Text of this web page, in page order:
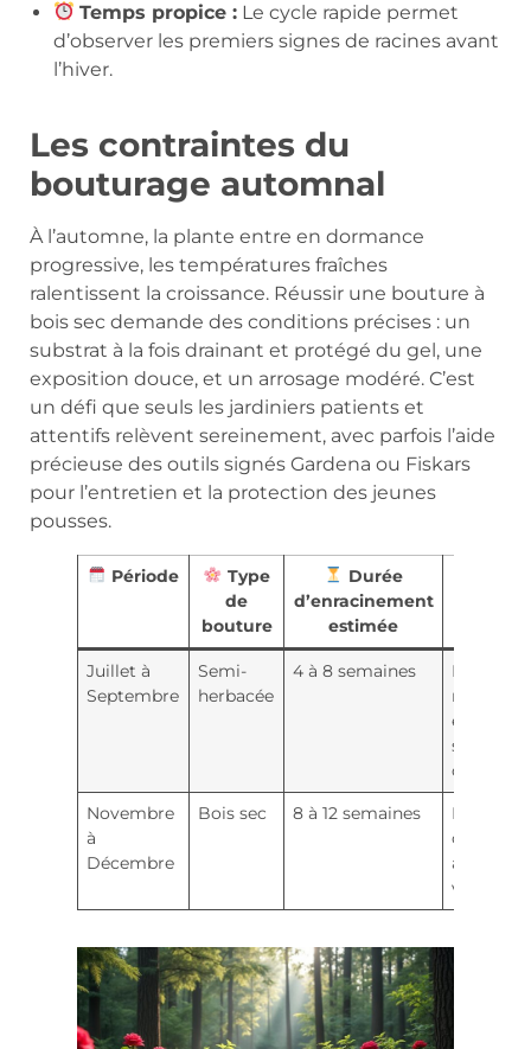
Temps propice : Le cycle rapide permet
d’observer les premiers signes de racines avant
l’hiver.
Les contraintes du
bouturage automnal
À l’automne, la plante entre en dormance
progressive, les températures fraîches
ralentissent la croissance. Réussir une bouture à
bois sec demande des conditions précises : un
substrat à la fois drainant et protégé du gel, une
exposition douce, et un arrosage modéré. C’est
un défi que seuls les jardiniers patients et
attentifs relèvent sereinement, avec parfois l’aide
précieuse des outils signés Gardena ou Fiskars
pour l’entretien et la protection des jeunes
pousses.
Période
Type
de
bouture
Durée
d’enracinement
estimée
Juillet à
Septembre
Semi-
herbacée
4 à 8 semaines
Humidité
modérée,
éviter
soleil
direct
Novembre
à
Décembre
Bois sec 8 à 12 semaines
contre
arrosage
vigilant